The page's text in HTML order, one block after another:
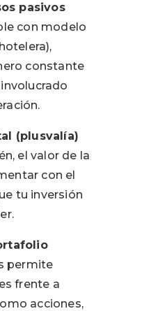
pasivos
con modelo
constante
(plusvalía)
el valor de la
con el
tu inversión
permite
frente a
acciones,